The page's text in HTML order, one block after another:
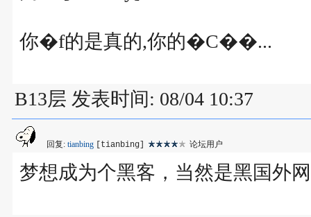
你�f的是真的,你的�C��...
B13层 发表时间: 08/04 10:37
回复: tianbing [tianbing] 论坛用户
梦想成为个黑客，当然是黑国外